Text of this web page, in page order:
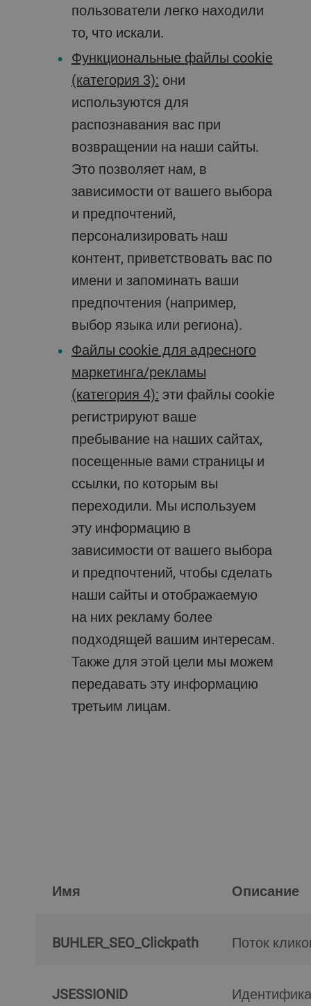
пользователи легко находили
то, что искали.
Функциональные файлы cookie
(категория 3): они
используются для
распознавания вас при
возвращении на наши сайты.
Это позволяет нам, в
зависимости от вашего выбора
и предпочтений,
персонализировать наш
контент, приветствовать вас по
имени и запоминать ваши
предпочтения (например,
выбор языка или региона).
Файлы cookie для адресного
маркетинга/рекламы
(категория 4): эти файлы cookie
регистрируют ваше
пребывание на наших сайтах,
посещенные вами страницы и
ссылки, по которым вы
переходили. Мы используем
эту информацию в
зависимости от вашего выбора
и предпочтений, чтобы сделать
наши сайты и отображаемую
на них рекламу более
подходящей вашим интересам.
Также для этой цели мы можем
передавать эту информацию
третьим лицам.
Имя Описание
BUHLER_SEO_Clickpath Поток
JSESSIONID
Идентификатор